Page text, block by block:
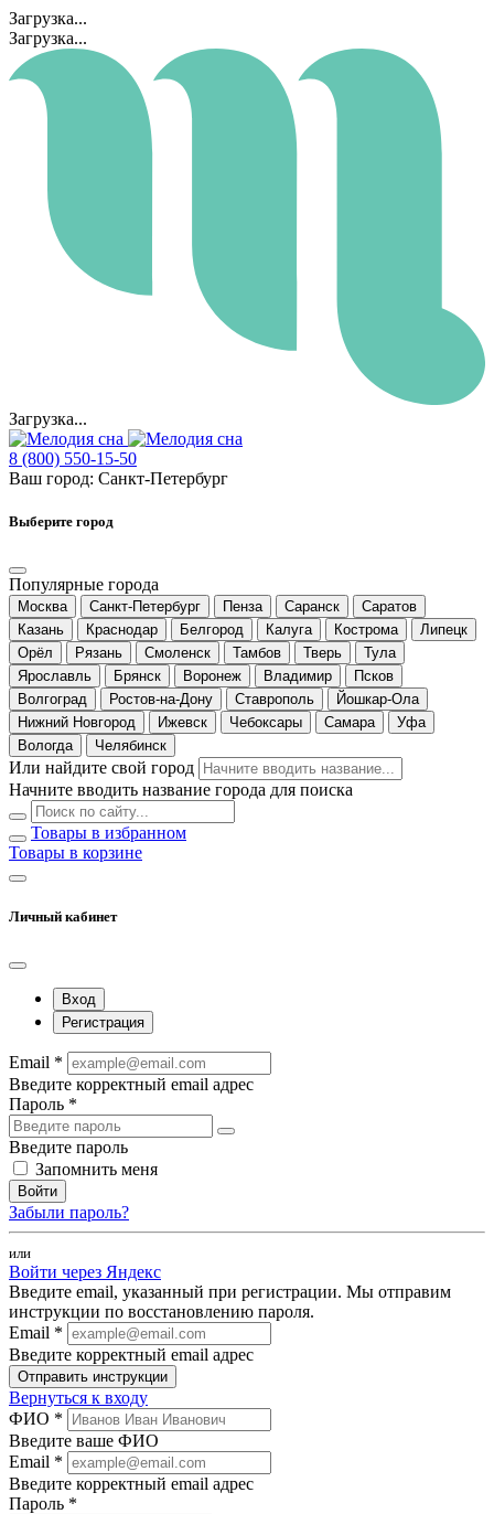
Загрузка...
Загрузка...
Загрузка...
8 (800) 550-15-50
Ваш город: Санкт-Петербург
Выберите город
Популярные города
Москва Санкт-Петербург Пенза Саранск
Саратов
Казань
Краснодар Белгород Калуга Кострома
Липецк
Орёл
Рязань Смоленск Тамбов Тверь
Тула
Ярославль
Брянск Воронеж Владимир
Псков
Волгоград
Ростов-на-Дону Ставрополь
Йошкар-Ола
Нижний Новгород
Ижевск Чебоксары Самара
Уфа
Вологда
Челябинск
Или найдите свой город
Начните вводить название города для поиска
Товары в избранном
Товары в корзине
Личный кабинет
Вход
Регистрация
Email *
Введите корректный email адрес
Пароль *
Введите пароль
Запомнить меня
Войти
Забыли пароль?
или
Войти через Яндекс
Введите email, указанный при регистрации. Мы отправим
инструкции по восстановлению пароля.
Email *
Введите корректный email адрес
Отправить инструкции
Вернуться к входу
ФИО *
Введите ваше ФИО
Email *
Введите корректный email адрес
Пароль *